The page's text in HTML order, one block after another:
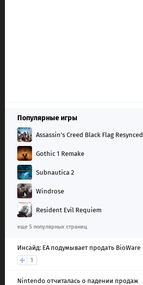
Популярные игры
Assassin's Creed Black Flag Resynced
Gothic 1 Remake
Subnautica 2
Windrose
Resident Evil Requiem
еще 5 популярных страниц
Инсайд: EA подумывает продать BioWare
1
Nintendo отчиталась о падении продаж